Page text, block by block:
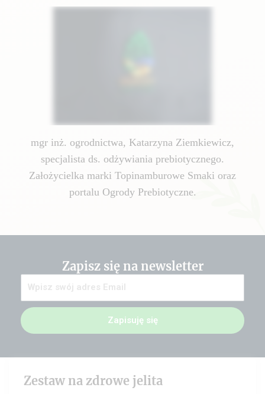
mgr inż. ogrodnictwa, Katarzyna Ziemkiewicz,
specjalista ds. odżywiania prebiotycznego.
Założycielka marki Topinamburowe Smaki oraz
portalu Ogrody Prebiotyczne.
Zapisz się na newsletter
Zapisuję się
Zestaw na zdrowe jelita